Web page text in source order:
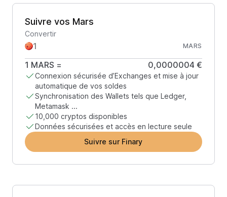
Suivre vos Mars
Convertir
MARS
1 MARS = 0,0000004 €
Connexion sécurisée d’Exchanges et mise à jour
automatique de vos soldes
Synchronisation des Wallets tels que Ledger,
Metamask ...
10,000 cryptos disponibles
Données sécurisées et accès en lecture seule
Suivre sur Finary